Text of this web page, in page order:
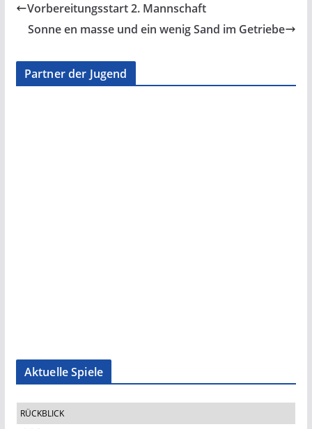
Vorbereitungsstart 2. Mannschaft
Sonne en masse und ein wenig Sand im Getriebe
Partner der Jugend
Aktuelle Spiele
RÜCKBLICK